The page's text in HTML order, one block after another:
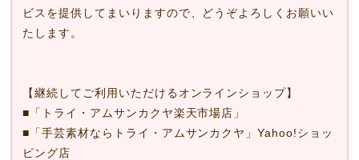
ビスを提供してまいりますので、どうぞよろしくお願いい
たします。
【継続してご利用いただけるオンラインショップ】
■ 「トライ・アムサンカクヤ楽天市場店」
■ 「手芸素材ならトライ・アムサンカクヤ」Yahoo!ショッ
ピング店